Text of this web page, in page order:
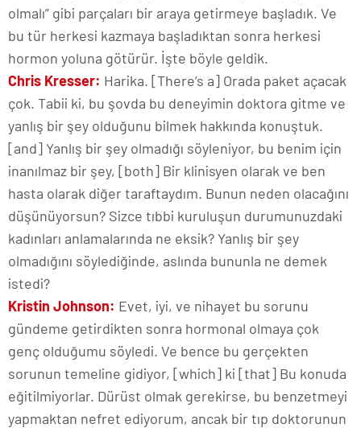
olmalı” gibi parçaları bir araya getirmeye başladık. Ve
bu tür herkesi kazmaya başladıktan sonra herkesi
hormon yoluna götürür. İşte böyle geldik.
Chris Kresser: Harika. [There’s a] Orada paket açacak
çok. Tabii ki, bu şovda bu deneyimin doktora gitme ve
yanlış bir şey olduğunu bilmek hakkında konuştuk.
[and] Yanlış bir şey olmadığı söyleniyor, bu benim için
inanılmaz bir şey, [both] Bir klinisyen olarak ve ben
hasta olarak diğer taraftaydım. Bunun neden olacağını
düşünüyorsun? Sizce tıbbi kuruluşun durumunuzdaki
kadınları anlamalarında ne eksik? Yanlış bir şey
olmadığını söylediğinde, aslında bununla ne demek
istedi?
Kristin Johnson: Evet, iyi, ve nihayet bu sorunu
gündeme getirdikten sonra hormonal olmaya çok
genç olduğumu söyledi. Ve bence bu gerçekten
sorunun temeline gidiyor, [which] ki [that] Bu konuda
eğitilmiyorlar. Dürüst olmak gerekirse, bu benzetmeyi
yapmaktan nefret ediyorum, ancak bir tıp doktorunun